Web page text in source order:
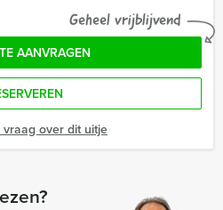
Geheel vrijblijvend
AANVRAGEN
over dit uitje